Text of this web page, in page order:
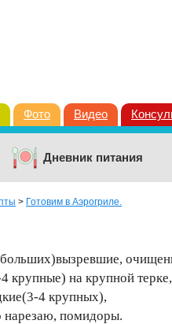
Фото Видео
Дневник питания
> Готовим в Аэрогриле.
крупные) на крупной терке,
4 крупных),
нарезаю, помидоры.